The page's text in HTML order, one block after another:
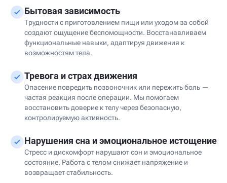
Бытовая зависимость
Трудности с приготовлением пищи или уходом за собой
создают ощущение беспомощности. Восстанавливаем
функциональные навыки, адаптируя движения к
возможностям тела.
Тревога и страх движения
Опасение повредить позвоночник или пережить боль —
частая реакция после операции. Мы помогаем
восстановить доверие к телу через безопасную,
контролируемую активность.
Нарушения сна и эмоциональное истощение
Стресс и дискомфорт нарушают сон и эмоциональное
состояние. Работа с телом снижает напряжение и
возвращает стабильность.